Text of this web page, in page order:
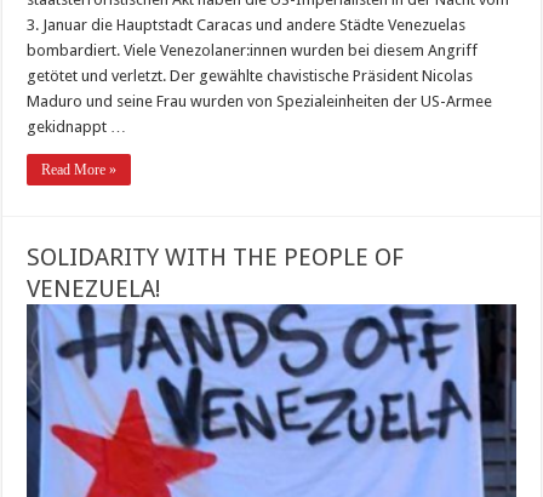
3. Januar die Hauptstadt Caracas und andere Städte Venezuelas
bombardiert. Viele Venezolaner:innen wurden bei diesem Angriff
getötet und verletzt. Der gewählte chavistische Präsident Nicolas
Maduro und seine Frau wurden von Spezialeinheiten der US-Armee
gekidnappt …
Read More »
SOLIDARITY WITH THE PEOPLE OF
VENEZUELA!